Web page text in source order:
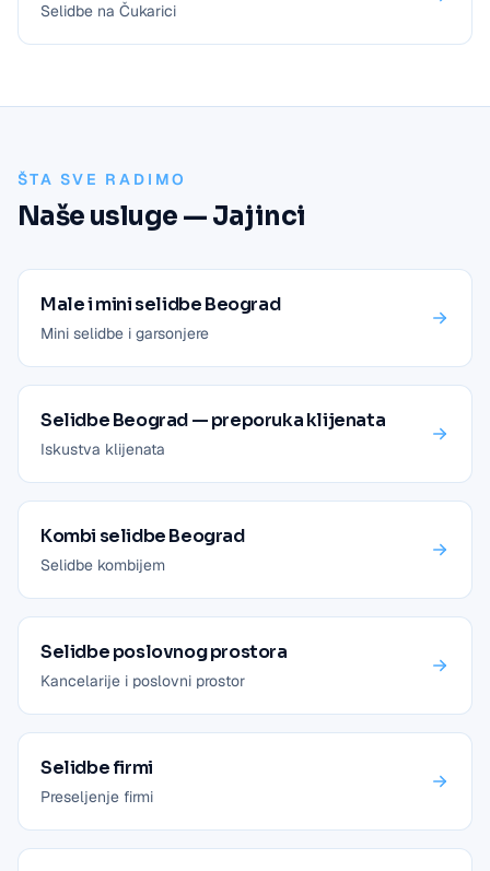
Selidbe na Čukarici
ŠTA SVE RADIMO
Naše usluge — Jajinci
Male i mini selidbe Beograd
Mini selidbe i garsonjere
Selidbe Beograd — preporuka klijenata
Iskustva klijenata
Kombi selidbe Beograd
Selidbe kombijem
Selidbe poslovnog prostora
Kancelarije i poslovni prostor
Selidbe firmi
Preseljenje firmi